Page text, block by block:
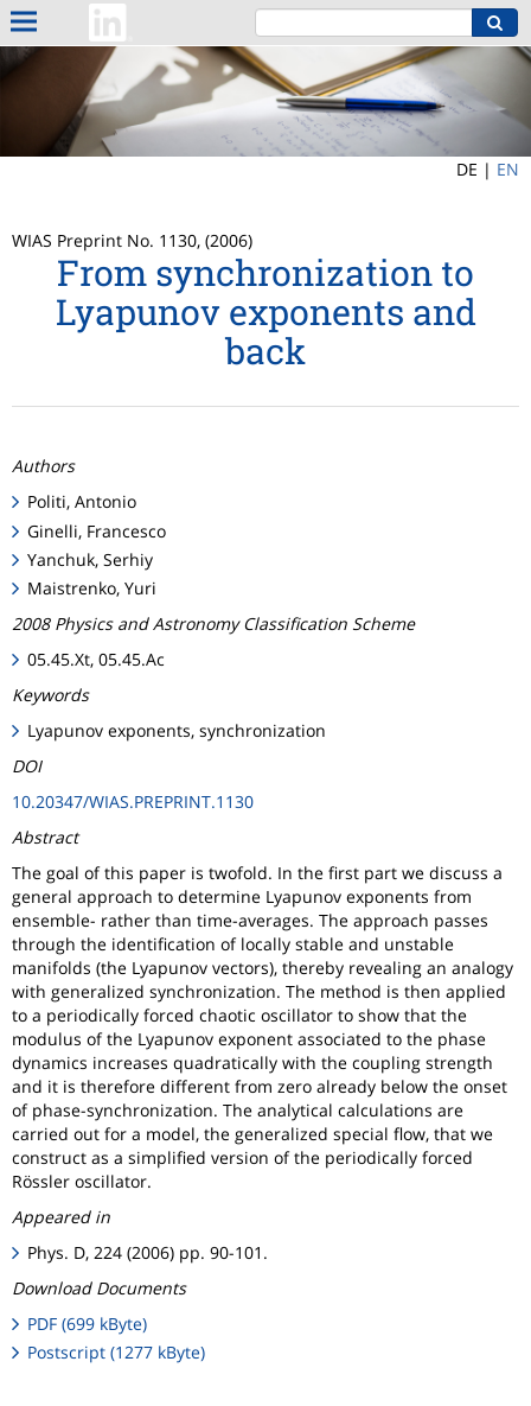
DE | EN
WIAS Preprint No. 1130, (2006)
From synchronization to
Lyapunov exponents and
back
Authors
Politi, Antonio
Ginelli, Francesco
Yanchuk, Serhiy
Maistrenko, Yuri
2008 Physics and Astronomy Classification Scheme
05.45.Xt, 05.45.Ac
Keywords
Lyapunov exponents, synchronization
DOI
10.20347/WIAS.PREPRINT.1130
Abstract
The goal of this paper is twofold. In the first part we discuss a
general approach to determine Lyapunov exponents from
ensemble- rather than time-averages. The approach passes
through the identification of locally stable and unstable
manifolds (the Lyapunov vectors), thereby revealing an analogy
with generalized synchronization. The method is then applied
to a periodically forced chaotic oscillator to show that the
modulus of the Lyapunov exponent associated to the phase
dynamics increases quadratically with the coupling strength
and it is therefore different from zero already below the onset
of phase-synchronization. The analytical calculations are
carried out for a model, the generalized special flow, that we
construct as a simplified version of the periodically forced
Rössler oscillator.
Appeared in
Phys. D, 224 (2006) pp. 90-101.
Download Documents
PDF (699 kByte)
Postscript (1277 kByte)